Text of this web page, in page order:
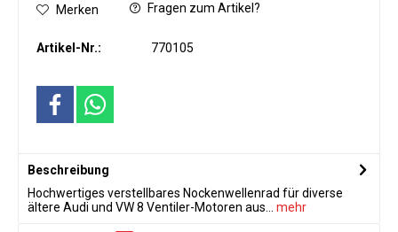
Merken Fragen zum Artikel?
Artikel-Nr.: 770105
Beschreibung
Hochwertiges verstellbares Nockenwellenrad für diverse
ältere Audi und VW 8 Ventiler-Motoren aus...
mehr